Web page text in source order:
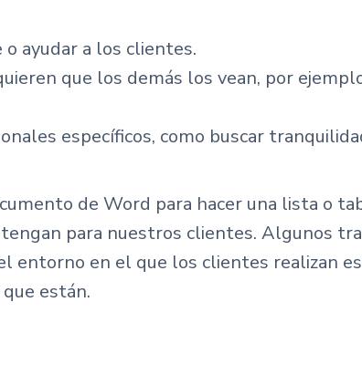
ayudar a los clientes.
que los demás los vean, por
específicos, como buscar
de Word para hacer una lista o
para nuestros clientes. Algunos
entorno en el que los clientes realizan
están.